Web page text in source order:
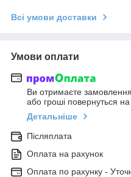
Всі умови доставки
Умови оплати
Ви отримаєте замовлення
або гроші повернуться
Детальніше
Післяплата
Оплата на рахунок
Оплата по рахунку -